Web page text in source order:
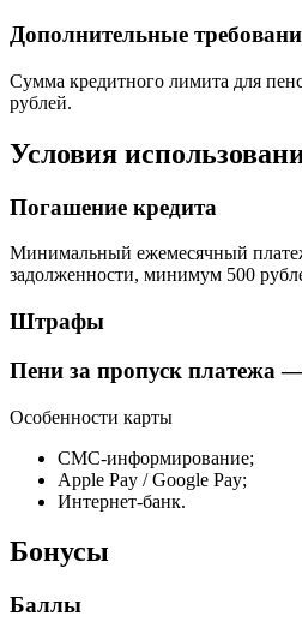
Дополнительные
Сумма кредитного лимита для
рублей.
Условия
Погашение кредита
Минимальный ежемесячный
задолженности, минимум 500
Штрафы
Пени за пропуск платежа
Особенности карты
СМС-информирование;
Apple Pay / Google Pay;
Интернет-банк.
Бонусы
Баллы